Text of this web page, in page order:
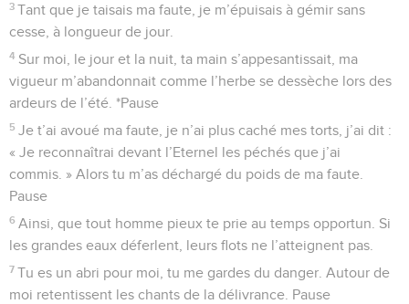
3 Tant que je taisais ma faute, je m’épuisais à gémir sans
cesse, à longueur de jour.
4 Sur moi, le jour et la nuit, ta main s’appesantissait, ma
vigueur m’abandonnait comme l’herbe se dessèche lors des
ardeurs de l’été. *Pause
5 Je t’ai avoué ma faute, je n’ai plus caché mes torts, j’ai dit :
« Je reconnaîtrai devant l’Eternel les péchés que j’ai
commis. » Alors tu m’as déchargé du poids de ma faute.
Pause
6 Ainsi, que tout homme pieux te prie au temps opportun. Si
les grandes eaux déferlent, leurs flots ne l’atteignent pas.
7 Tu es un abri pour moi, tu me gardes du danger. Autour de
moi retentissent les chants de la délivrance. Pause